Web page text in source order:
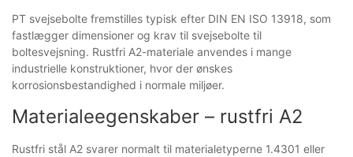
PT svejsebolte fremstilles typisk efter DIN EN ISO 13918, som
fastlægger dimensioner og krav til svejsebolte til
boltesvejsning. Rustfri A2-materiale anvendes i mange
industrielle konstruktioner, hvor der ønskes
korrosionsbestandighed i normale miljøer.
Materialeegenskaber – rustfri A2
Rustfri stål A2 svarer normalt til materialetyperne 1.4301 eller